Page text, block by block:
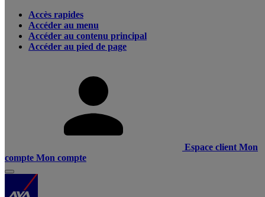
Accès rapides
Accéder au menu
Accéder au contenu principal
Accéder au pied de page
Espace client Mon
compte Mon compte